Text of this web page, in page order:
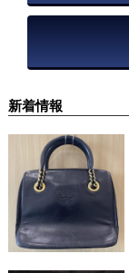
新着情報